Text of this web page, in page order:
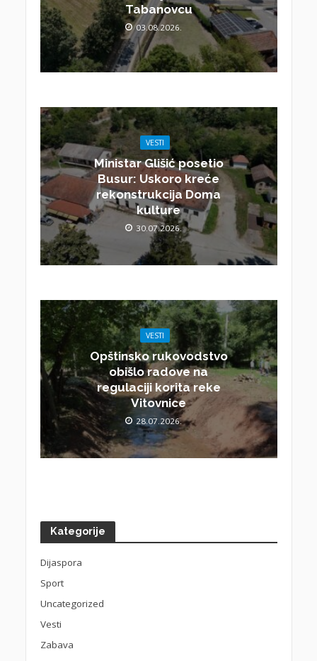
Tabanovcu
03.08.2026.
VESTI
Ministar Glišić posetio
Busur: Uskoro kreće
rekonstrukcija Doma
kulture
30.07.2026.
VESTI
Opštinsko rukovodstvo
obišlo radove na
regulaciji korita reke
Vitovnice
28.07.2026.
Kategorije
Dijaspora
Sport
Uncategorized
Vesti
Zabava